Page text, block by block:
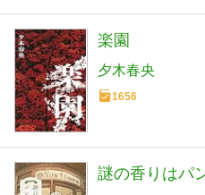
楽園
夕木春央
1656
謎の香りはパ